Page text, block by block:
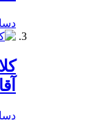
دسامبر
آقا
دسامبر